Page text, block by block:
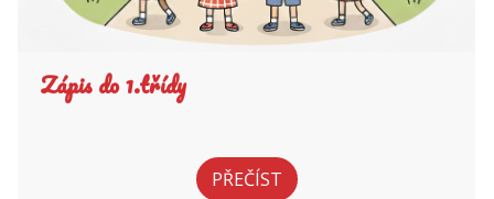
Zápis do 1.třídy
PŘEČÍST